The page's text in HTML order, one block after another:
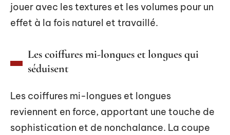
jouer avec les textures et les volumes pour un
effet à la fois naturel et travaillé.
Les coiffures mi-longues et longues qui
séduisent
Les coiffures mi-longues et longues
reviennent en force, apportant une touche de
sophistication et de nonchalance. La coupe